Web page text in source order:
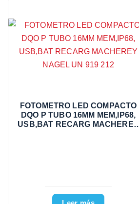
FOTOMETRO LED COMPACTO
DQO P TUBO 16MM MEM,IP68,
USB,BAT RECARG MACHEREY